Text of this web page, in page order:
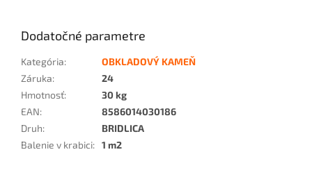
Dodatočné parametre
Kategória:
OBKLADOVÝ KAMEŇ
Záruka:
24
Hmotnosť:
30 kg
EAN:
8586014030186
Druh:
BRIDLICA
Balenie v krabici: 1 m2